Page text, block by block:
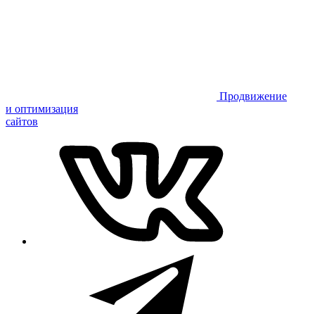
Продвижение
и оптимизация
сайтов